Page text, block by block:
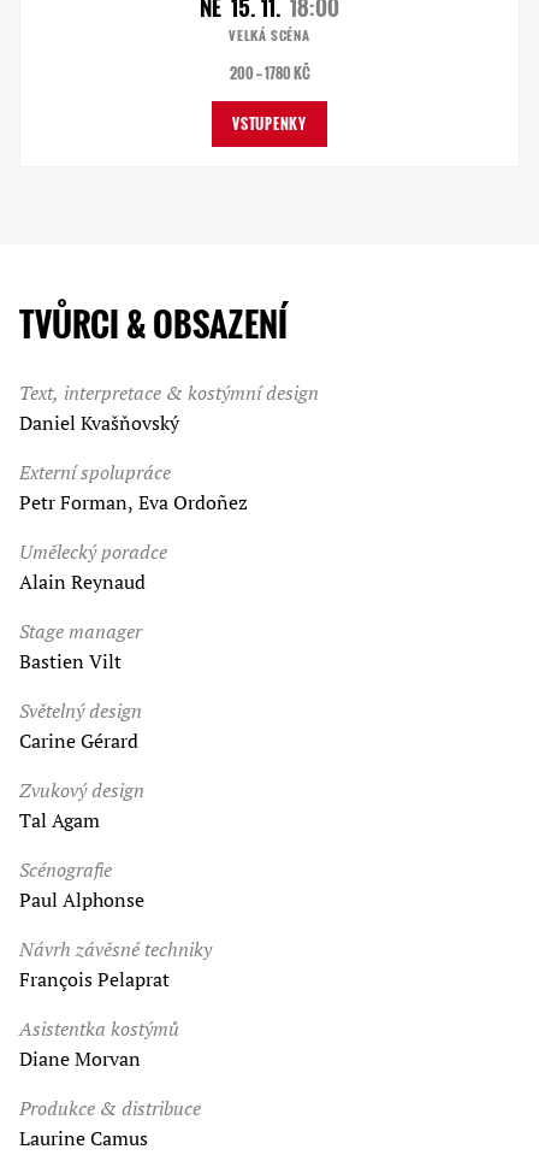
NE 15. 11. 18:00
VELKÁ SCÉNA
200 — 1780 KČ
VSTUPENKY
TVŮRCI & OBSAZENÍ
Text, interpretace & kostýmní design
Daniel Kvašňovský
Externí spolupráce
Petr Forman, Eva Ordoñez
Umělecký poradce
Alain Reynaud
Stage manager
Bastien Vilt
Světelný design
Carine Gérard
Zvukový design
Tal Agam
Scénografie
Paul Alphonse
Návrh závěsné techniky
François Pelaprat
Asistentka kostýmů
Diane Morvan
Produkce & distribuce
Laurine Camus